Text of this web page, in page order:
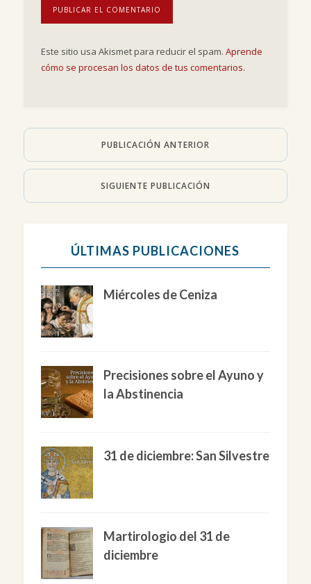
Este sitio usa Akismet para reducir el spam. Aprende
cómo se procesan los datos de tus comentarios.
PUBLICACIÓN ANTERIOR
SIGUIENTE PUBLICACIÓN
ÚLTIMAS PUBLICACIONES
Miércoles de Ceniza
Precisiones sobre el Ayuno y
la Abstinencia
31 de diciembre: San Silvestre
Martirologio del 31 de
diciembre